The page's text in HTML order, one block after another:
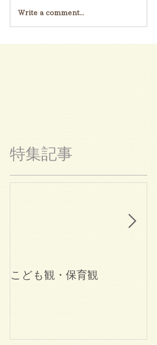
Write a comment...
特集記事
こども観・保育観